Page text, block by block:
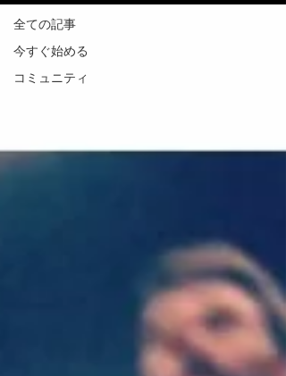
全ての記事
今すぐ始める
コミュニティ